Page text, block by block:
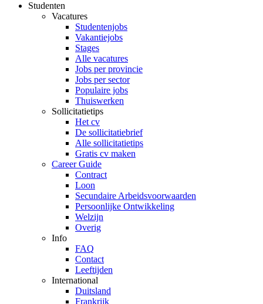
Studenten
Vacatures
Studentenjobs
Vakantiejobs
Stages
Alle vacatures
Jobs per provincie
Jobs per sector
Populaire jobs
Thuiswerken
Sollicitatietips
Het cv
De sollicitatiebrief
Alle sollicitatietips
Gratis cv maken
Career Guide
Contract
Loon
Secundaire Arbeidsvoorwaarden
Persoonlijke Ontwikkeling
Welzijn
Overig
Info
FAQ
Contact
Leeftijden
International
Duitsland
Frankrijk